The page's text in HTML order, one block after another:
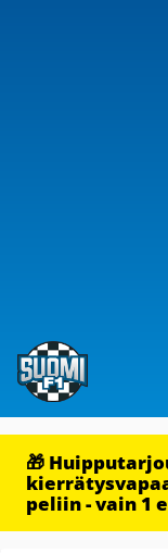
🎁
peliin - vain 1